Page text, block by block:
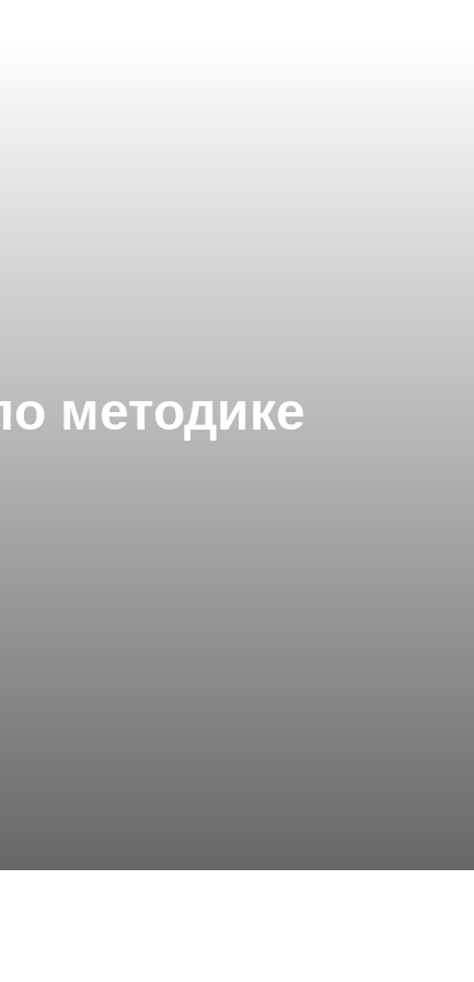
методике